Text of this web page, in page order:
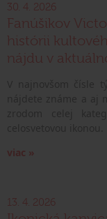
30. 4. 2026
Fanúšikov
histórii
nájdu v
viac »
13. 4. 2026